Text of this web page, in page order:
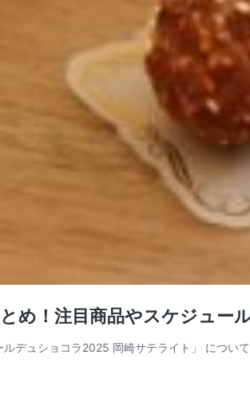
め！注目商品やスケジュー
デュショコラ2025 岡崎サテライト」 につ